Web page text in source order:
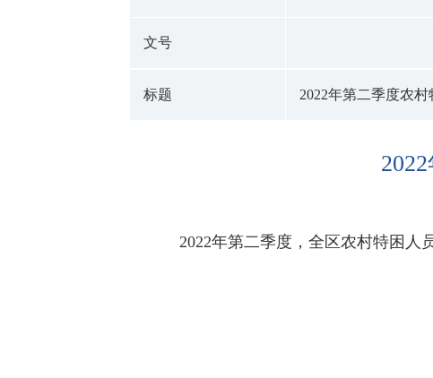
文号
标题 2022年第二季度农
2022年第二季度，全区农村特困人